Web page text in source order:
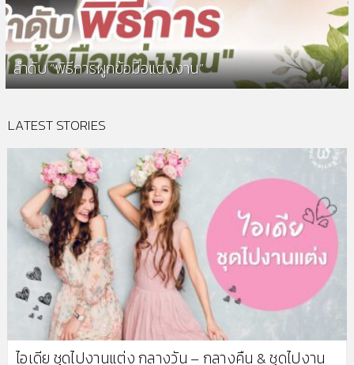
ลำดับ “พิธีการผูกข้อมือแต่งงาน”
LATEST STORIES
ไอเดีย ชุดไปงานแต่ง กลางวัน – กลางคืน & ชุดไปงาน